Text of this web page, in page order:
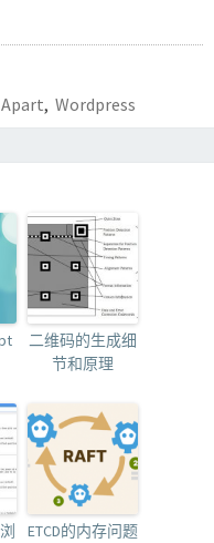
, Wordpress
二维码的生成细
节和原理
ETCD的内存问题